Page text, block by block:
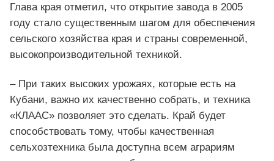
Глава края отметил, что открытие завода в 2005
году стало существенным шагом для обеспечения
сельского хозяйства края и страны современной,
высокопроизводительной техникой.
– При таких высоких урожаях, которые есть на
Кубани, важно их качественно собрать, и техника
«КЛААС» позволяет это сделать. Край будет
способствовать тому, чтобы качественная
сельхозтехника была доступна всем аграриям